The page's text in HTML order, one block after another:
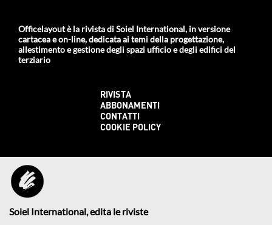
Officelayout è la rivista di Soiel International, in versione
cartacea e on-line, dedicata ai temi della progettazione,
allestimento e gestione degli spazi ufficio e degli edifici del
terziario
RIVISTA
ABBONAMENTI
CONTATTI
COOKIE POLICY
Soiel International, edita le riviste